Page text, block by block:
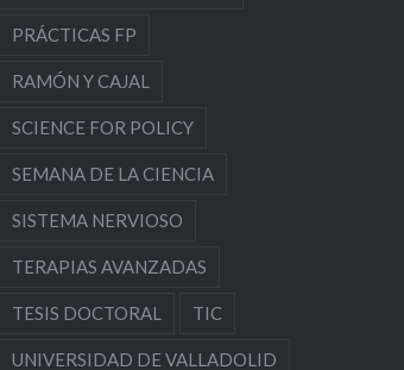
PRÁCTICAS FP
RAMÓN Y CAJAL
SCIENCE FOR POLICY
SEMANA DE LA CIENCIA
SISTEMA NERVIOSO
TERAPIAS AVANZADAS
TESIS DOCTORAL TIC
UNIVERSIDAD DE VALLADOLID